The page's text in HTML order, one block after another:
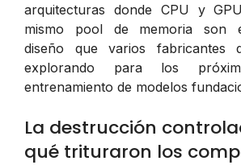
arquitecturas donde CPU y
mismo pool de memoria son
diseño que varios fabricantes
explorando para los
entrenamiento de modelos
La destrucción
qué trituraron los